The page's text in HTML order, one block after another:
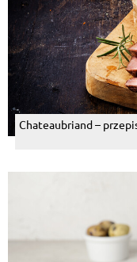
pyszne
Kasia
pyszne
Elzbieta
Chateaubriand –